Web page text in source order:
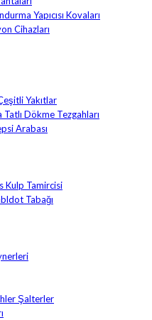
Yapıcısı Kovaları
Cihazları
Yakıtlar
Dökme Tezgahları
Arabası
Kulp Tamircisi
Tabağı
Şalterler